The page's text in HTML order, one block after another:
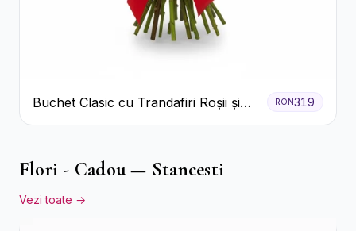
Buchet Clasic cu Trandafiri Roșii și
Gypsophila
RON319
Flori - Cadou — Stancesti
Vezi toate →